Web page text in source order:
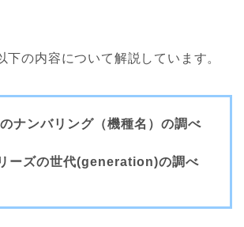
下の内容について解説しています。
ナンバリング（機種名）の調べ
ーズの世代(generation)の調べ